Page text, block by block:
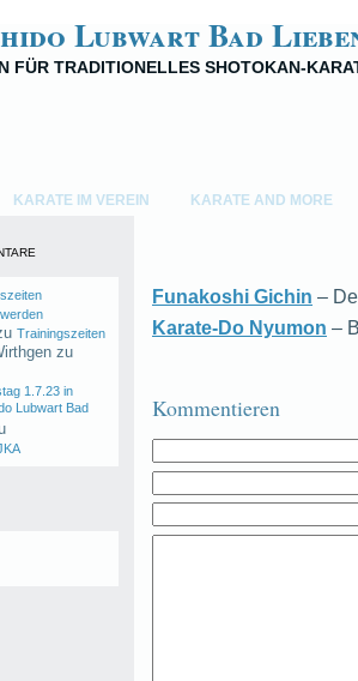
Lubwart Bad
FÜR TRADITIONELLES SHOTOKAN-
KARATE IM VEREIN KARATE AND MORE
Trainingszeiten
zu
1.7.23 in
Lubwart Bad
Funakoshi Gichin –
Karate-Do Nyumon –
Kommentieren